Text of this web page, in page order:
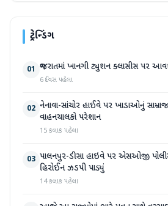
ટ્રેન્ડિંગ
01 ગુજરાતમાં ખાનગી ટ્યુશન ક્લાસીસ પર
6 દિવસ પહેલા
02 નેનાવા-સાંચોર હાઈવે પર ખાડાઓનું
વાહનચાલકો પરેશાન
15 કલાક પહેલા
03 પાલનપુર-ડીસા હાઇવે પર એસઓજી
હિરોઈન ઝડપી પાડ્યું
14 કલાક પહેલા